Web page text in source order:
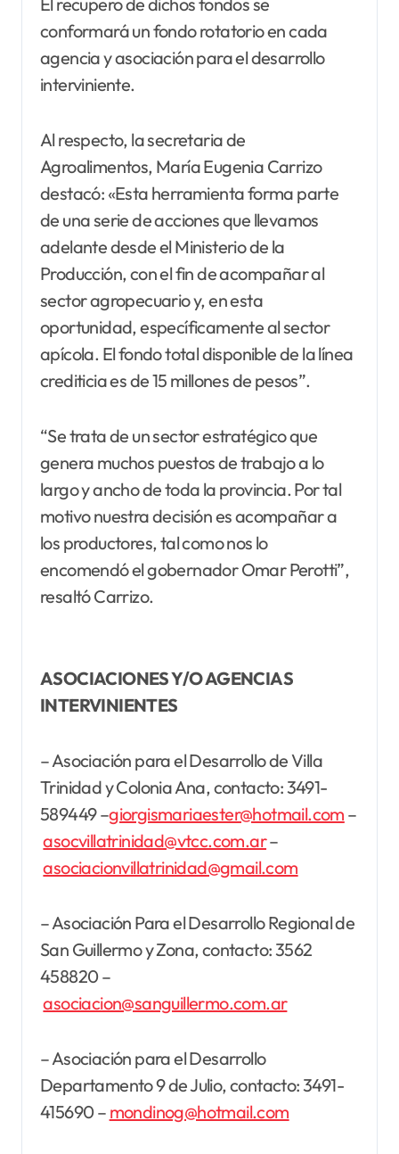
conformará un fondo rotatorio en cada
agencia y asociación para el desarrollo
interviniente.
Al respecto, la secretaria de
Agroalimentos, María Eugenia Carrizo
destacó: «Esta herramienta forma parte
de una serie de acciones que llevamos
adelante desde el Ministerio de la
Producción, con el fin de acompañar al
sector agropecuario y, en esta
oportunidad, específicamente al sector
apícola. El fondo total disponible de la línea
crediticia es de 15 millones de pesos”.
“Se trata de un sector estratégico que
genera muchos puestos de trabajo a lo
largo y ancho de toda la provincia. Por tal
motivo nuestra decisión es acompañar a
los productores, tal como nos lo
encomendó el gobernador Omar Perotti”,
resaltó Carrizo.
ASOCIACIONES Y/O AGENCIAS
INTERVINIENTES
– Asociación para el Desarrollo de Villa
Trinidad y Colonia Ana, contacto: 3491-
589449 –giorgismariaester@hotmail.com –
asocvillatrinidad@vtcc.com.ar–
asociacionvillatrinidad@gmail.com
– Asociación Para el Desarrollo Regional de
San Guillermo y Zona, contacto: 3562
458820 –
asociacion@sanguillermo.com.ar
– Asociación para el Desarrollo
Departamento 9 de Julio, contacto: 3491-
415690 – mondinog@hotmail.com